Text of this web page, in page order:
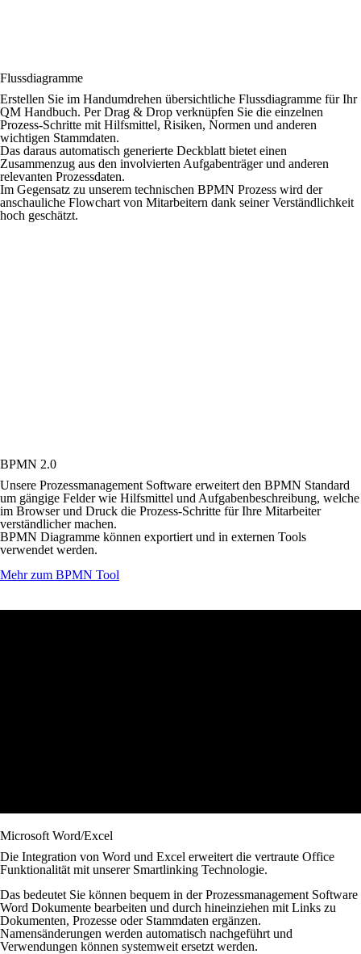
Flussdiagramme
Erstellen Sie im Handumdrehen übersichtliche Flussdiagramme für Ihr
QM Handbuch. Per Drag & Drop verknüpfen Sie die einzelnen
Prozess-Schritte mit Hilfsmittel, Risiken, Normen und anderen
wichtigen Stammdaten.
Das daraus automatisch generierte Deckblatt bietet einen
Zusammenzug aus den involvierten Aufgabenträger und anderen
relevanten Prozessdaten.
Im Gegensatz zu unserem technischen BPMN Prozess wird der
anschauliche Flowchart von Mitarbeitern dank seiner Verständlichkeit
hoch geschätzt.
BPMN 2.0
Unsere Prozessmanagement Software erweitert den BPMN Standard
um gängige Felder wie Hilfsmittel und Aufgabenbeschreibung, welche
im Browser und Druck die Prozess-Schritte für Ihre Mitarbeiter
verständlicher machen.
BPMN Diagramme können exportiert und in externen Tools
verwendet werden.
Mehr zum BPMN Tool
Microsoft Word/Excel
Die Integration von Word und Excel erweitert die vertraute Office
Funktionalität mit unserer Smartlinking Technologie.
Das bedeutet Sie können bequem in der Prozessmanagement Software
Word Dokumente bearbeiten und durch hineinziehen mit Links zu
Dokumenten, Prozesse oder Stammdaten ergänzen.
Namensänderungen werden automatisch nachgeführt und
Verwendungen können systemweit ersetzt werden.